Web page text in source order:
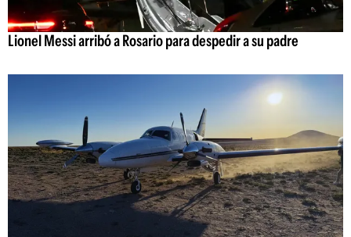
Lionel Messi arribó a Rosario para despedir a su padre